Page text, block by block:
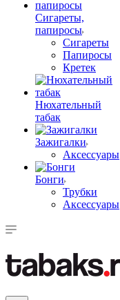
Сигареты,
папиросы
Сигареты
Папиросы
Кретек
Нюхательный
табак
Зажигалки
Аксессуары
Бонги
Трубки
Аксессуары